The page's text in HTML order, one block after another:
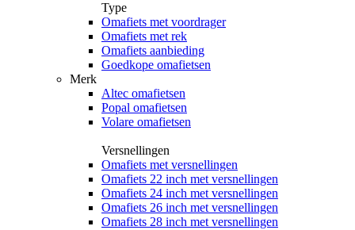
Type
Omafiets met voordrager
Omafiets met rek
Omafiets aanbieding
Goedkope omafietsen
Merk
Altec omafietsen
Popal omafietsen
Volare omafietsen
Versnellingen
Omafiets met versnellingen
Omafiets 22 inch met versnellingen
Omafiets 24 inch met versnellingen
Omafiets 26 inch met versnellingen
Omafiets 28 inch met versnellingen